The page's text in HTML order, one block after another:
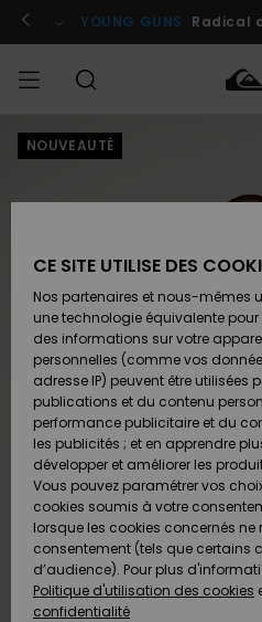
l'information
le
Se connecter / s'inscrire
YOUNG GUNS Radical
HOMME
& Tongs
Surf
Snow
& Tongs
Surf
Snow
FEMME
A
Découvrir
Snow
SURF
Surf
Shop
Enfant
Highlights
SNOW
Snow
Shop
Enfant
Snow
Shop
Femme
A
Découvrir
OUTLET
Enfant
Outlet
Femme
AIDE &
CONTACT
Retours
Paiement
Carte
Cadeau
Quiksilver
Freedom
Protection
des
MAGASINS
NOUVEAUTÉ
CE SITE UTILISE DES
Nos partenaires et nous-mêmes
une technologie équivalente
des informations sur votre
personnelles (comme vos
adresse IP) peuvent être utilisées
publications et du contenu
performance publicitaire et du
les publicités ; et en apprendre
développer et améliorer les
Vous pouvez paramétrer vos
cookies soumis à votre
lorsque les cookies concernés ne
consentement (tels que certains
d’audience). Pour plus
Politique d'utilisation des cookies
confidentialité